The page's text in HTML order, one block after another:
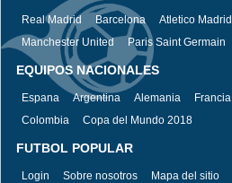
Real Madrid Barcelona Atletico Madrid
Manchester United
Paris Saint Germain
EQUIPOS NACIONALES
Espana Argentina Alemania Francia
Colombia
Copa del Mundo 2018
FUTBOL POPULAR
Login Sobre nosotros Mapa del sitio